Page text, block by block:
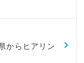
からヒアリン